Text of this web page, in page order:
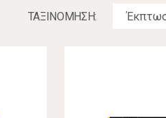
ΤΑΞΙΝOΜΗΣΗ: